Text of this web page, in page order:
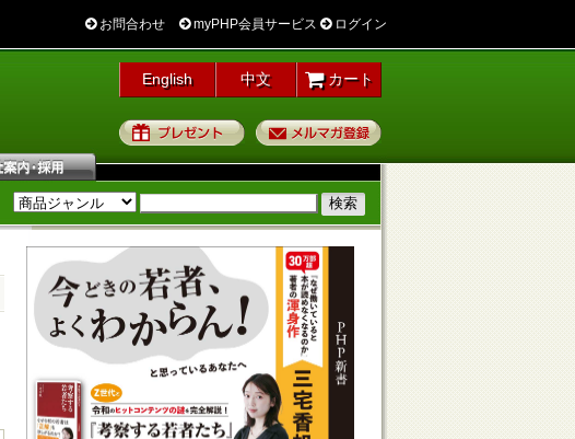
お問合わせ myPHP会員サービス ログイン
English 中文 カート
プレゼント